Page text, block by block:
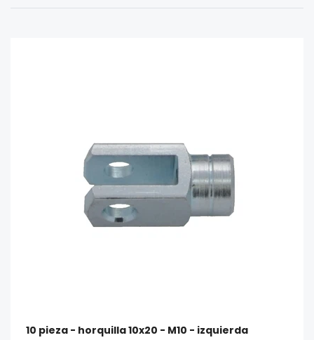
10 pieza - horquilla 10x20 - M10 - izquierda